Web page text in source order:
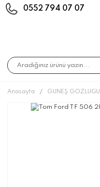
0552 794 07 07
Anasayfa GÜNEŞ GÖZLÜĞÜ